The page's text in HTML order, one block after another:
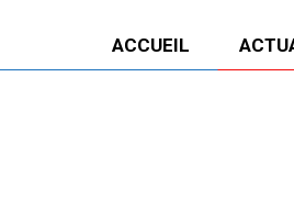
ACCUEIL